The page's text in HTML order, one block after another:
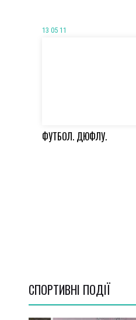
13 05 11
ФУТБОЛ. ДЮФЛУ.
СПОРТИВНI ПОДІЇ